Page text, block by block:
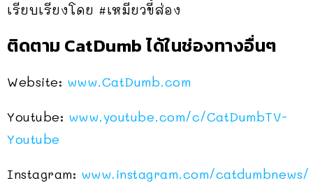
เรียบเรียงโดย #เหมียวขี้ส่อง
ติดตาม CatDumb ได้ในช่องทางอื่นๆ
Website: www.CatDumb.com
Youtube: www.youtube.com/c/CatDumbTV-
Youtube
Instagram: www.instagram.com/catdumbnews/